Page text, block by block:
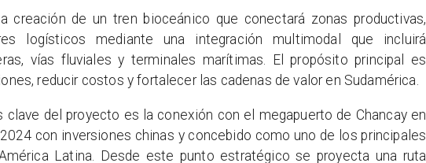
creación de un tren bioceánico que conectará zonas productivas,
logísticos mediante una integración multimodal que incluirá
vías fluviales y terminales marítimas. El propósito principal es
reducir costos y fortalecer las cadenas de valor en Sudamérica.
clave del proyecto es la conexión con el megapuerto de Chancay en
2024 con inversiones chinas y concebido como uno de los principales
Latina. Desde este punto estratégico se proyecta una ruta